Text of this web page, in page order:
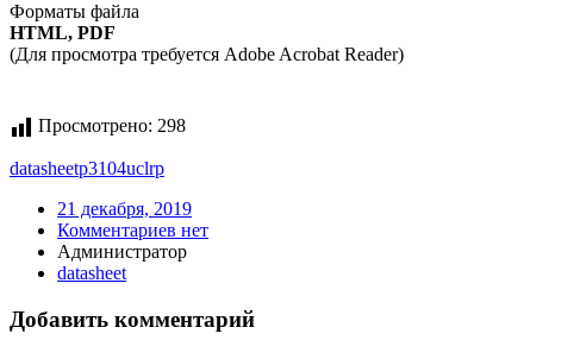
Форматы файла
HTML, PDF
(Для просмотра требуется Adobe Acrobat Reader)
Просмотрено: 298
datasheetp3104uclrp
21 декабря, 2019
Комментариев нет
Администратор
datasheet
Добавить комментарий